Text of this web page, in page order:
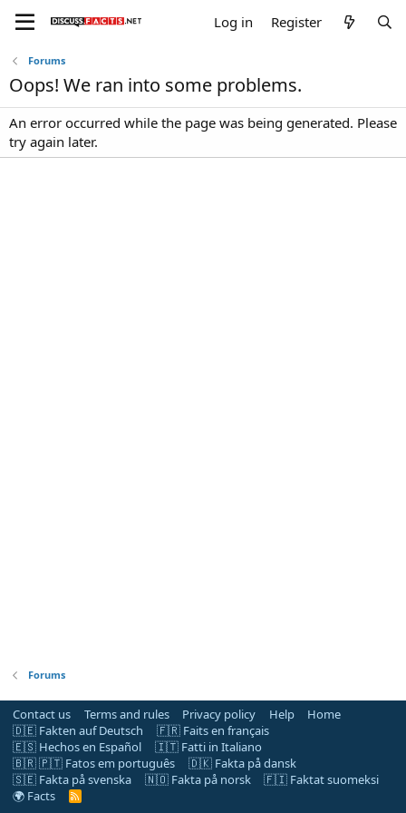
Log in Register
Forums
Oops! We ran into some problems.
An error occurred while the page was being generated. Please
try again later.
Forums
Contact us Terms and rules Privacy policy Help
Home
🇩🇪 Fakten auf Deutsch
🇫🇷 Faits en français
🇪🇸 Hechos en Español
🇮🇹 Fatti in Italiano
🇧🇷 🇵🇹 Fatos em português
🇩🇰 Fakta på dansk
🇸🇪 Fakta på svenska
🇳🇴 Fakta på norsk
🇫🇮 Faktat suomeksi
🌍 Facts
R